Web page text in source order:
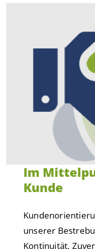
Im
Kunde
unserer
Kontinuität,